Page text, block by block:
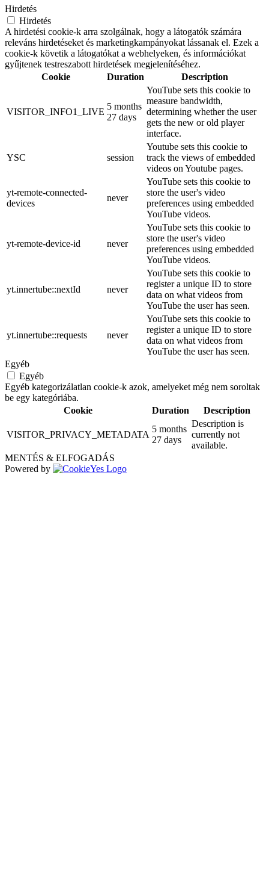
Hirdetés
Hirdetés
A hirdetési cookie-k arra szolgálnak, hogy a látogatók számára
releváns hirdetéseket és marketingkampányokat lássanak el. Ezek a
cookie-k követik a látogatókat a webhelyeken, és információkat
gyűjtenek testreszabott hirdetések megjelenítéséhez.
Cookie
Duration Description
VISITOR_INFO1_LIVE
5 months
27 days
YouTube sets this cookie to
measure bandwidth,
determining whether the user
gets the new or old player
interface.
YSC session
Youtube sets this cookie to
track the views of embedded
videos on Youtube pages.
yt-remote-connected-
devices
never
YouTube sets this cookie to
store the user's video
preferences using embedded
YouTube videos.
yt-remote-device-id never
YouTube sets this cookie to
store the user's video
preferences using embedded
YouTube videos.
yt.innertube::nextId never
YouTube sets this cookie to
register a unique ID to store
data on what videos from
YouTube the user has seen.
yt.innertube::requests never
YouTube sets this cookie to
register a unique ID to store
data on what videos from
YouTube the user has seen.
Egyéb
Egyéb
Egyéb kategorizálatlan cookie-k azok, amelyeket még nem soroltak
be egy kategóriába.
Cookie
Duration Description
VISITOR_PRIVACY_METADATA
5 months
27 days
Description is
currently not
available.
MENTÉS & ELFOGADÁS
Powered by